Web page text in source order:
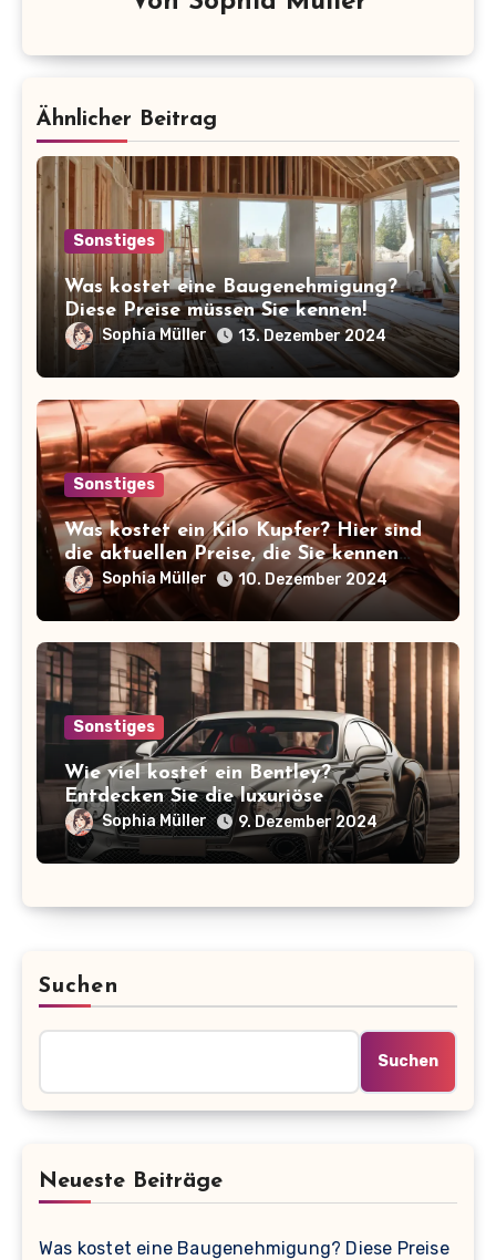
Ähnlicher Beitrag
Sonstiges
Was kostet eine Baugenehmigung?
Diese Preise müssen Sie kennen!
Sophia Müller 13. Dezember 2024
Sonstiges
Was kostet ein Kilo Kupfer? Hier sind
die aktuellen Preise, die Sie kennen
sollten!Sophia Müller 10. Dezember 2024
Sonstiges
Wie viel kostet ein Bentley?
Entdecken Sie die luxuriöse
Preisspanne der ikonischen Marke!
Sophia Müller 9. Dezember 2024
Suchen
Suchen
Neueste Beiträge
Was kostet eine Baugenehmigung? Diese Preise